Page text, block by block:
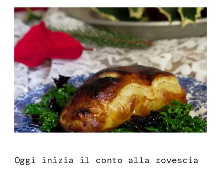
crosta
Oggi inizia il conto alla rovescia